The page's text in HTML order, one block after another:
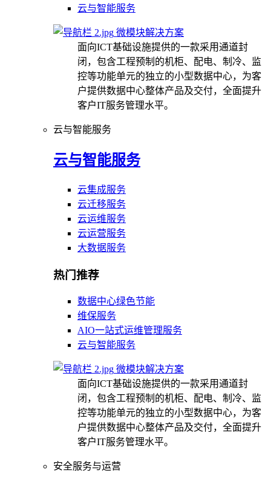
云与智能服务
微模块解决方案
面向ICT基础设施提供的一款采用通道封
闭，包含工程预制的机柜、配电、制冷、监
控等功能单元的独立的小型数据中心，为客
户提供数据中心整体产品及交付，全面提升
客户IT服务管理水平。
云与智能服务
云与智能服务
云集成服务
云迁移服务
云运维服务
云运营服务
大数据服务
热门推荐
数据中心绿色节能
维保服务
AIO一站式运维管理服务
云与智能服务
微模块解决方案
面向ICT基础设施提供的一款采用通道封
闭，包含工程预制的机柜、配电、制冷、监
控等功能单元的独立的小型数据中心，为客
户提供数据中心整体产品及交付，全面提升
客户IT服务管理水平。
安全服务与运营